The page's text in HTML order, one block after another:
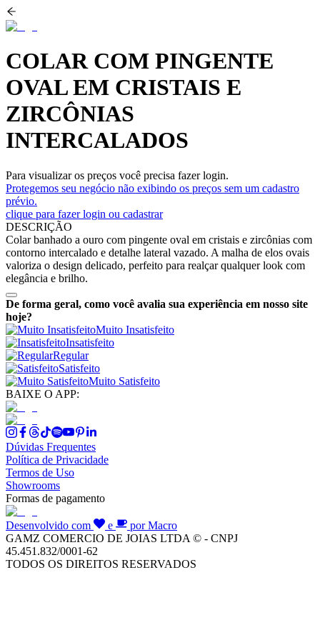
COLAR COM PINGENTE
OVAL EM CRISTAIS E
ZIRCÔNIAS
INTERCALADOS
Para visualizar os preços você precisa fazer login.
Protegemos seu negócio não exibindo os preços sem um cadastro
prévio.
clique para fazer login ou cadastrar
DESCRIÇÃO
Colar banhado a ouro com pingente oval em cristais e zircônias com
contorno intercalado e detalhe lateral vazado. A malha de elos ovais
valoriza o design delicado, perfeito para realçar qualquer look com
elegância e brilho.
De forma geral, como você avalia sua experiência em nosso site
hoje?
Muito Insatisfeito
Insatisfeito
Regular
Satisfeito
Muito Satisfeito
BAIXE O APP:
Dúvidas Frequentes
Política de Privacidade
Termos de Uso
Showrooms
Formas de pagamento
Desenvolvido com e
por Macro
GAMZ COMERCIO DE JOIAS LTDA © - CNPJ
45.451.832/0001-62
TODOS OS DIREITOS RESERVADOS